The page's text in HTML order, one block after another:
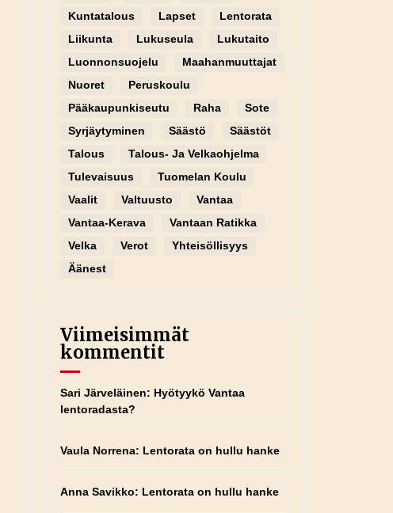
Kuntatalous
Lapset
Lentorata
Liikunta
Lukuseula
Lukutaito
Luonnonsuojelu
Maahanmuuttajat
Nuoret
Peruskoulu
Pääkaupunkiseutu
Raha
Sote
Syrjäytyminen
Säästö
Säästöt
Talous
Talous- Ja Velkaohjelma
Tulevaisuus
Tuomelan Koulu
Vaalit
Valtuusto
Vantaa
Vantaa-Kerava
Vantaan Ratikka
Velka
Verot
Yhteisöllisyys
Äänest
Viimeisimmät
kommentit
Sari Järveläinen: Hyötyykö Vantaa
lentoradasta?
Vaula Norrena: Lentorata on hullu hanke
Anna Savikko: Lentorata on hullu hanke